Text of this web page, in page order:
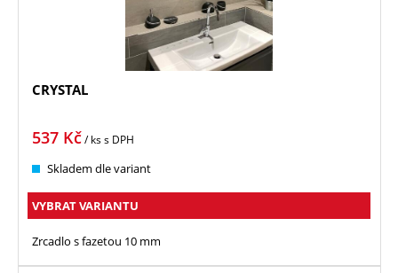
CRYSTAL
537 Kč/ kss DPH
Skladem dle variant
VYBRAT VARIANTU
Zrcadlo s fazetou 10 mm